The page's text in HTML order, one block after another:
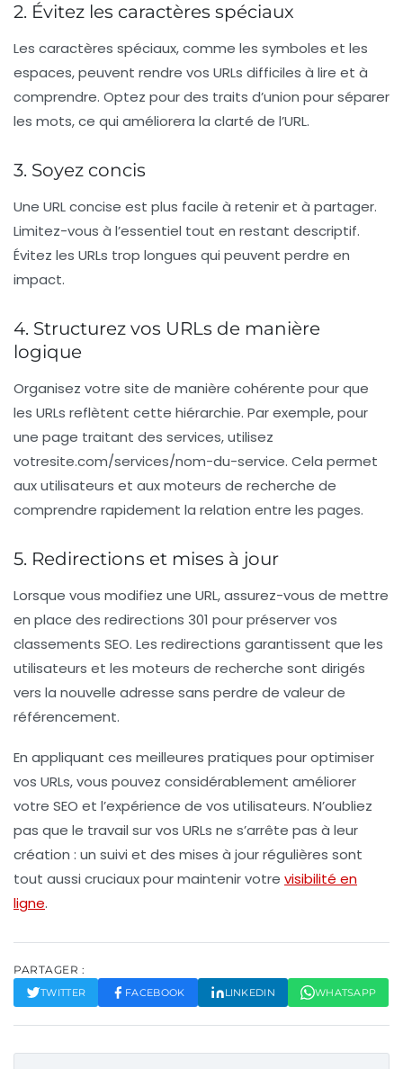
2. Évitez les caractères spéciaux
Les caractères spéciaux, comme les symboles et les
espaces, peuvent rendre vos URLs difficiles à lire et à
comprendre. Optez pour des traits d’union pour séparer
les mots, ce qui améliorera la clarté de l’URL.
3. Soyez concis
Une URL concise est plus facile à retenir et à partager.
Limitez-vous à l’essentiel tout en restant descriptif.
Évitez les URLs trop longues qui peuvent perdre en
impact.
4. Structurez vos URLs de manière
logique
Organisez votre site de manière cohérente pour que
les URLs reflètent cette hiérarchie. Par exemple, pour
une page traitant des services, utilisez
votresite.com/services/nom-du-service. Cela permet
aux utilisateurs et aux moteurs de recherche de
comprendre rapidement la relation entre les pages.
5. Redirections et mises à jour
Lorsque vous modifiez une URL, assurez-vous de mettre
en place des redirections 301 pour préserver vos
classements SEO. Les redirections garantissent que les
utilisateurs et les moteurs de recherche sont dirigés
vers la nouvelle adresse sans perdre de valeur de
référencement.
En appliquant ces meilleures pratiques pour optimiser
vos URLs, vous pouvez considérablement améliorer
votre SEO et l’expérience de vos utilisateurs. N’oubliez
pas que le travail sur vos URLs ne s’arrête pas à leur
création : un suivi et des mises à jour régulières sont
tout aussi cruciaux pour maintenir votre visibilité en
ligne.
PARTAGER :
TWITTER FACEBOOK LINKEDIN WHATSAPP